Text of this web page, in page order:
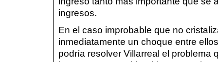
ingresos.
En el caso improbable que no
inmediatamente un choque entre
podría resolver Villarreal el problema